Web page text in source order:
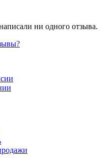
ни одного отзыва.